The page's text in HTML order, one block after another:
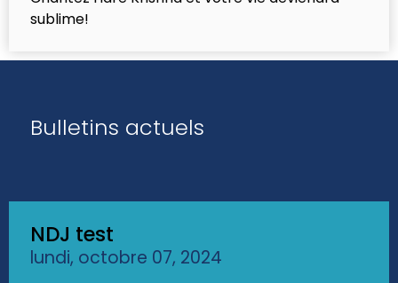
sublime!
Bulletins actuels
NDJ test
lundi, octobre 07, 2024